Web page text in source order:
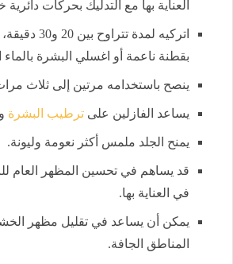
العناية بها مع التدليك بحركات دائرية
اتركيه لمدة
بقطنة ناعمة أو اغسلي البشرة بالماء
ينصح باستخدامه مرتين إلى ثلاث
يساعد الفازلين على ترطيب البشرة
يمنح الجلد ملمس أكثر نعومة وليونة.
قد يساهم في تحسين المظهر العام
في العناية بها.
يمكن أن يساعد في تقليل مظهر
المناطق الجافة.